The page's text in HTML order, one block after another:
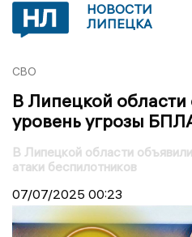
НОВОСТИ
ЛИПЕЦКА
СВО
В Липецкой
уровень угрозы
В Липецкой области
атаки беспилотников
07/07/2025 00:23